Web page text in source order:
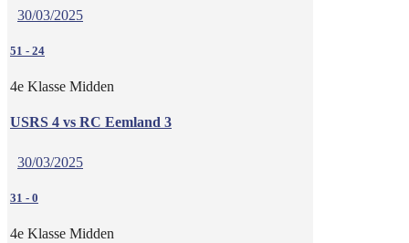
30/03/2025
51 - 24
4e Klasse Midden
USRS 4 vs RC Eemland 3
30/03/2025
31 - 0
4e Klasse Midden